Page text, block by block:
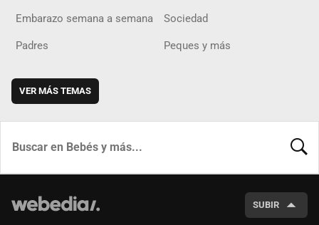
Embarazo semana a semana Sociedad
Padres Peques y más
VER MÁS TEMAS
SUBIR